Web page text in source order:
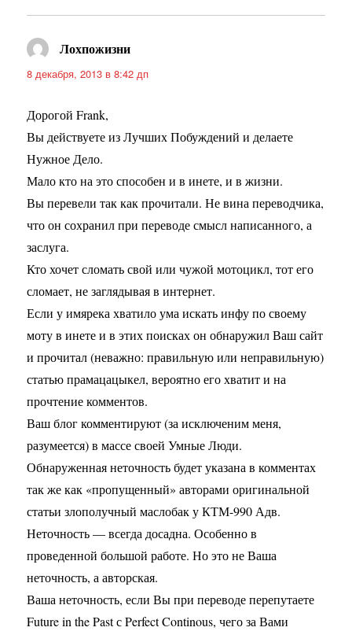
Лохпожизни
8 декабря, 2013 в 8:42 дп
Дорогой Frank,
Вы действуете из Лучших Побуждений и делаете
Нужное Дело.
Мало кто на это способен и в инете, и в жизни.
Вы перевели так как прочитали. Не вина переводчика,
что он сохранил при переводе смысл написанного, а
заслуга.
Кто хочет сломать свой или чужой мотоцикл, тот его
сломает, не заглядывая в интернет.
Если у имярека хватило ума искать инфу по своему
моту в инете и в этих поисках он обнаружил Ваш сайт
и прочитал (неважно: правильную или неправильную)
статью прамацацыкел, вероятно его хватит и на
прочтение комментов.
Ваш блог комментируют (за исключеним меня,
разумеется) в массе своей Умные Люди.
Обнаруженная неточность будет указана в комментах
так же как «пропущенный» авторами оригинальной
статьи злополучный маслобак у КТМ-990 Адв.
Неточность — всегда досадна. Особенно в
проведенной большой работе. Но это не Ваша
неточность, а авторская.
Ваша неточность, если Вы при переводе перепутаете
Future in the Past с Perfect Continous, чего за Вами